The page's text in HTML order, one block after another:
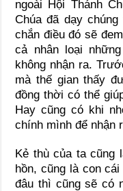
ngoài Hội Thánh
Chúa đã dạy
chắn điều đó sẽ
cả nhân loại
không nhận ra.
mà thế gian thấy
đồng thời có thể
Hay cũng có khi
chính mình để nhận
Kẻ thù của ta cũng
hồn, cũng là con
đâu thì cũng sẽ có